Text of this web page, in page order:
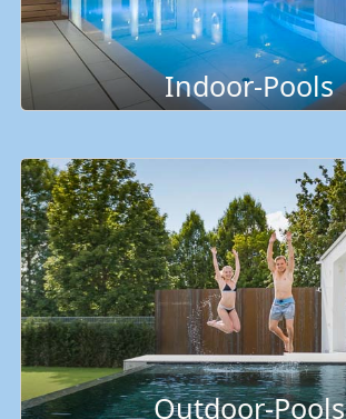
Indoor-Pools
Outdoor-Pools